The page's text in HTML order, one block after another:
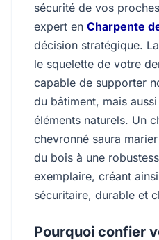
sécurité de vos
expert en Charpente
décision stratégique.
le squelette de votre
capable de supporter
du bâtiment, mais
éléments naturels. Un
chevronné saura
du bois à une
exemplaire, créant
sécuritaire, durable et
Pourquoi confier